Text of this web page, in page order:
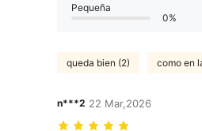
Pequeña
0%
queda bien (2) como en
n***2 22 Mar,2026